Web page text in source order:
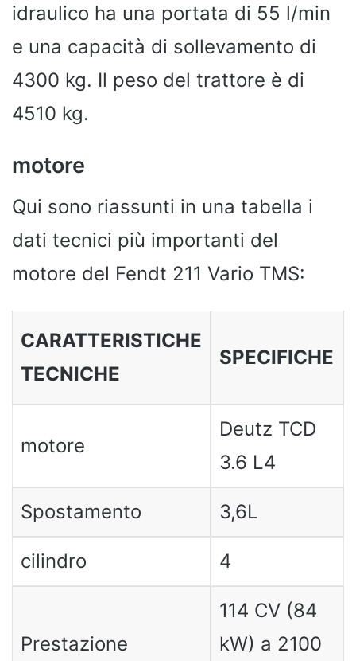
idraulico ha una portata di 55 l/min
e una capacità di sollevamento di
4300 kg. Il peso del trattore è di
4510 kg.
motore
Qui sono riassunti in una tabella i
dati tecnici più importanti del
motore del Fendt 211 Vario TMS:
CARATTERISTICHE
TECNICHE
SPECIFICHE
motore
Deutz TCD
3.6 L4
Spostamento 3,6L
cilindro 4
Prestazione
114 CV (84
kW) a 2100